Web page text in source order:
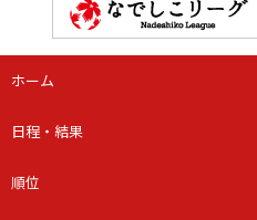
ホーム
日程・結果
順位